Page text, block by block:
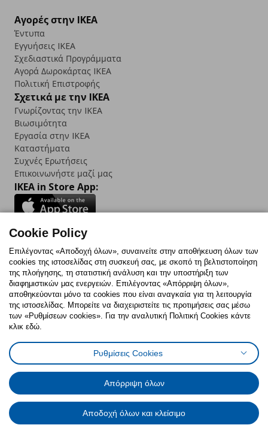
Αγορές στην IKEA
Έντυπα
Εγγυήσεις IKEA
Σχεδιαστικά Προγράμματα
Αγορά Δωρoκάρτας IKEA
Πολιτική Επιστροφής
Σχετικά με την IKEA
Γνωρίζοντας την IKEA
Βιωσιμότητα
Εργασία στην IKEA
Καταστήματα
Συχνές Ερωτήσεις
Επικοινωνήστε μαζί μας
IKEA in Store App:
Follow us:
FacebookInstagram
TikTokYoutubePinterestTwitter
Πολιτική CookiesΔήλωση ψηφιακής προσβασιμότητας
Ρυθμίσεις cookiesΌροι Χρήσης
Γενική Πολιτική Προσωπικών Δεδομένων
Πολιτική Προσωπικών Δεδομένων για ΙΚΕΑ.gr
Κώδικας Καταναλωτικής Δεοντολογίας
© Inter-IKEA Systems B.V. 1999 - 2025
Cookie Policy
Επιλέγοντας «Αποδοχή όλων», συναινείτε στην αποθήκευση όλων των
cookies της ιστοσελίδας στη συσκευή σας, με σκοπό τη βελτιστοποίηση
της πλοήγησης, τη στατιστική ανάλυση και την υποστήριξη των
διαφημιστικών μας ενεργειών. Επιλέγοντας «Απόρριψη όλων»,
αποθηκεύονται μόνο τα cookies που είναι αναγκαία για τη λειτουργία
της ιστοσελίδας. Μπορείτε να διαχειριστείτε τις προτιμήσεις σας μέσω
των «Ρυθμίσεων cookies». Για την αναλυτική Πολιτική Cookies κάντε
κλικ εδώ.
Ρυθμίσεις Cookies
Απόρριψη όλων
Αποδοχή όλων και κλείσιμο